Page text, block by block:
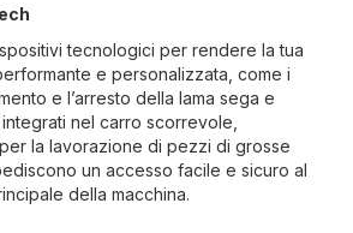
tecnologici per rendere la tua
e personalizzata, come i
e l’arresto della lama sega e
nel carro scorrevole,
la lavorazione di pezzi di grosse
un accesso facile e sicuro al
della macchina.